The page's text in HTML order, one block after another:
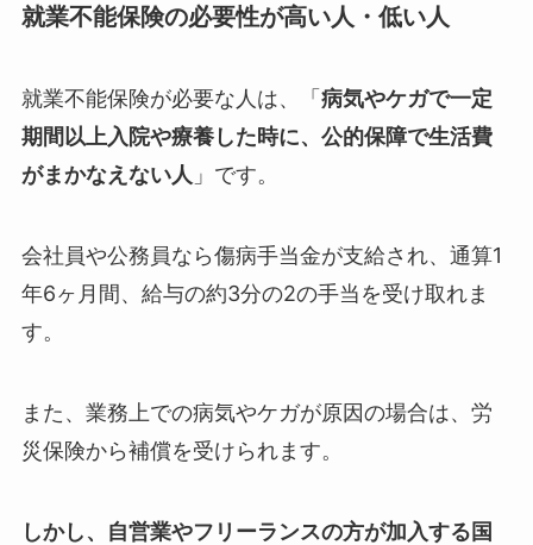
就業不能保険の必要性が高い人・低い人
就業不能保険が必要な人は、「 病気やケガで一定
期間以上入院や療養した時に、公的保障で生活費
がまかなえない人 」です。
会社員や公務員なら傷病手当金が支給され、通算1
年6ヶ月間、給与の約3分の2の手当を受け取れま
す。
また、業務上での病気やケガが原因の場合は、労
災保険から補償を受けられます。
しかし、自営業やフリーランスの方が加入する国